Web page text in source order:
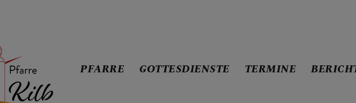
PFARRE GOTTESDIENSTE TERMINE